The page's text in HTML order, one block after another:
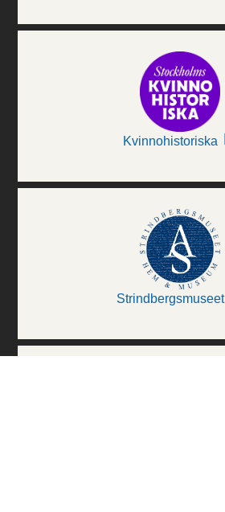
Kvinnohistoriska
Strindbergsmuseet